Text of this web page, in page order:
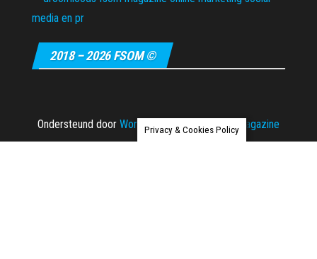
2018 – 2026 FSOM ©
Ondersteund door WordPress |Thema: Envo Magazine
Privacy & Cookies Policy